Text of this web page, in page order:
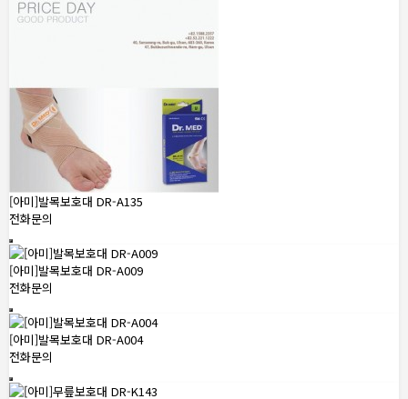
[아미]발목보호대 DR-A135
전화문의
[아미]발목보호대 DR-A009
전화문의
[아미]발목보호대 DR-A004
전화문의